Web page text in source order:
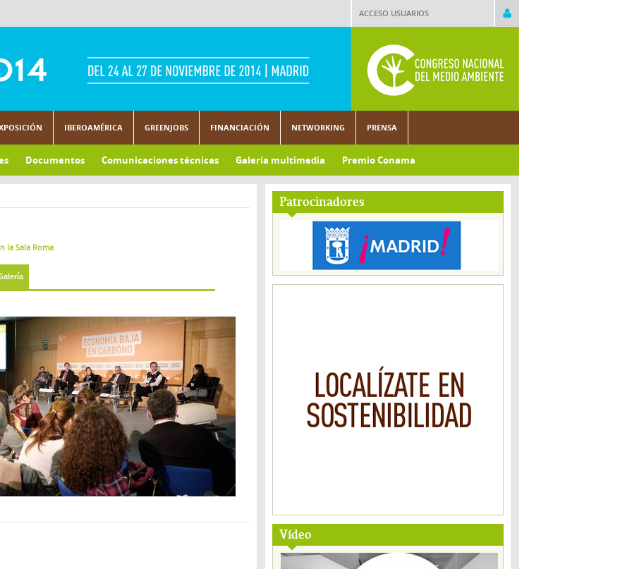
ACCESO USUARIOS
IBEROAMÉRICA GREENJOBS FINANCIACIÓN NETWORKING PRENSA
Documentos Comunicaciones técnicas Galería multimedia Premio Conama
Patrocinadores
Vídeo
la Sala Roma